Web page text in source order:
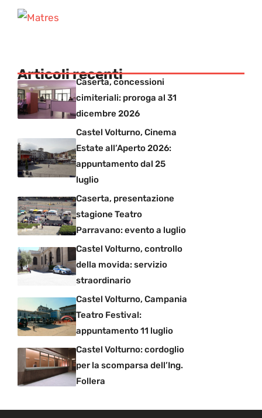
Articoli recenti
Caserta, concessioni
cimiteriali: proroga al 31
dicembre 2026
Castel Volturno, Cinema
Estate all’Aperto 2026:
appuntamento dal 25
luglio
Caserta, presentazione
stagione Teatro
Parravano: evento a luglio
Castel Volturno, controllo
della movida: servizio
straordinario
Castel Volturno, Campania
Teatro Festival:
appuntamento 11 luglio
Castel Volturno: cordoglio
per la scomparsa dell’Ing.
Follera